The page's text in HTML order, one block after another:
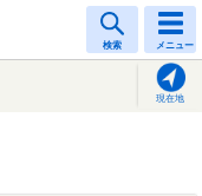
検索 メニュー
現在地